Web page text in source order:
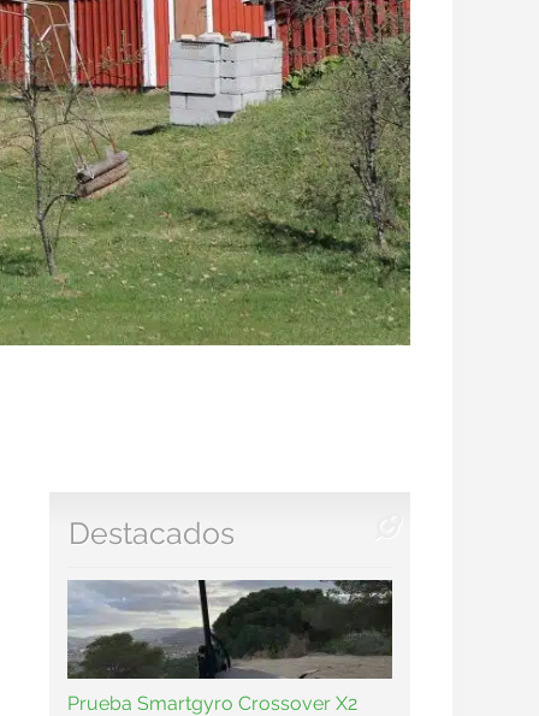
Destacados
Prueba Smartgyro Crossover X2